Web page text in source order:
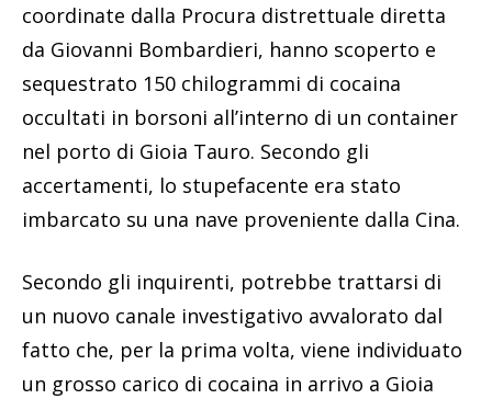
coordinate dalla Procura distrettuale diretta
da Giovanni Bombardieri, hanno scoperto e
sequestrato 150 chilogrammi di cocaina
occultati in borsoni all’interno di un container
nel porto di Gioia Tauro. Secondo gli
accertamenti, lo stupefacente era stato
imbarcato su una nave proveniente dalla Cina.
Secondo gli inquirenti, potrebbe trattarsi di
un nuovo canale investigativo avvalorato dal
fatto che, per la prima volta, viene individuato
un grosso carico di cocaina in arrivo a Gioia